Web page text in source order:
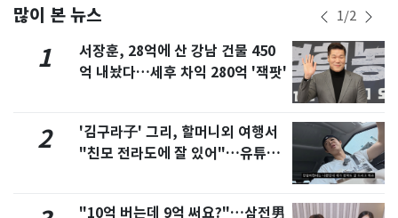
많이 본 뉴스 1/2
1
서장훈, 28억에 산 강남 건물 450
억 내놨다…세후 차익 280억 '잭팟'
2
'김구라子' 그리, 할머니외 여행서
"친모 전라도에 잘 있어"…유튜브
"10억 버는데 9억 써요?"…삼전男